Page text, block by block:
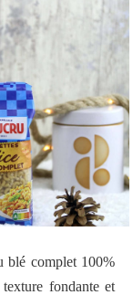
blé complet 100%
fondante et